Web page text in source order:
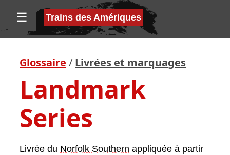
☰ Trains des Amériques
Glossaire / Livrées et marquages
Landmark
Series
Livrée du Norfolk Southern appliquée à partir